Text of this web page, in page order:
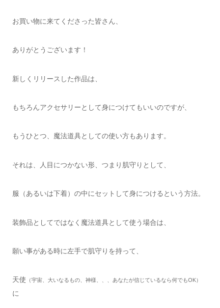
お買い物に来てくださった皆さん、
ありがとうございます！
新しくリリースした作品は、
もちろんアクセサリーとして身につけてもいいのですが、
もうひとつ、魔法道具としての使い方もあります。
それは、人目につかない形、つまり肌守りとして、
服（あるいは下着）の中にセットして身につけるという方法。
装飾品としてではなく魔法道具として使う場合は、
願い事がある時に左手で肌守りを持って、
天使 （宇宙、大いなるもの、神様、、、あなたが信じているなら何でもOK）
に